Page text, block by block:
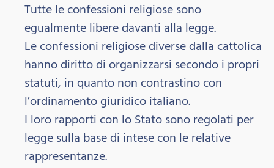
Tutte le confessioni religiose sono
egualmente libere davanti alla legge.
Le confessioni religiose diverse dalla cattolica
hanno diritto di organizzarsi secondo i propri
statuti, in quanto non contrastino con
l’ordinamento giuridico italiano.
I loro rapporti con lo Stato sono regolati per
legge sulla base di intese con le relative
rappresentanze.